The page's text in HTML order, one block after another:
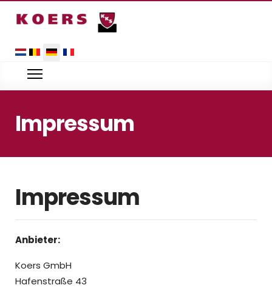
Sprache auswählen
Impressum
Impressum
Anbieter:
Koers GmbH
Hafenstraße 43